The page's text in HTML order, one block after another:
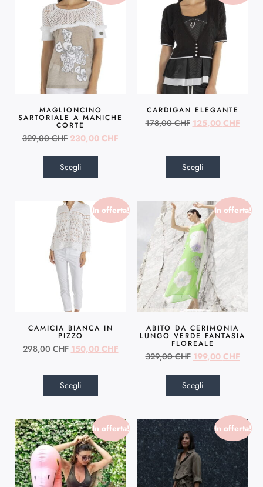
MAGLIONCINO
SARTORIALE A MANICHE
CORTE
329,00CHF 230,00 CHF
Scegli
CARDIGAN ELEGANTE
178,00CHF 125,00 CHF
Scegli
In offerta!
CAMICIA BIANCA IN
PIZZO
298,00CHF 150,00 CHF
Scegli
In offerta!
ABITO DA CERIMONIA
LUNGO VERDE FANTASIA
FLOREALE
329,00CHF 199,00 CHF
Scegli
In offerta! In offerta!